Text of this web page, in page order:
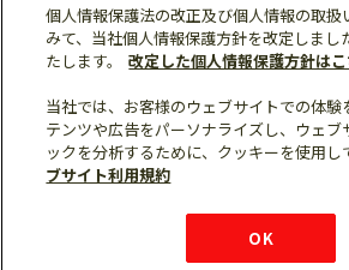
個人情報保護 利用規約
ご利用
サイトマップ
三菱電機トップ
個人情報保護法の改正及び個人情報の取扱
みて、当社個人情報保護方針を改定しまし
たします。
改定した個人情報保護方針はこ
当社では、お客様のウェブサイトでの体験
テンツや広告をパーソナライズし、ウェブ
ックを分析するために、クッキーを使用し
ブサイト利用規約
OK
チャットサービス